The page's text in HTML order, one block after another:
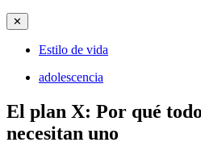
✕
Estilo de vida
adolescencia
El plan X: Por qué
necesitan uno